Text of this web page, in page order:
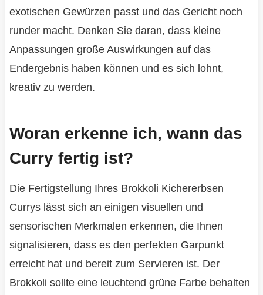
exotischen Gewürzen passt und das Gericht noch
runder macht. Denken Sie daran, dass kleine
Anpassungen große Auswirkungen auf das
Endergebnis haben können und es sich lohnt,
kreativ zu werden.
Woran erkenne ich, wann das
Curry fertig ist?
Die Fertigstellung Ihres Brokkoli Kichererbsen
Currys lässt sich an einigen visuellen und
sensorischen Merkmalen erkennen, die Ihnen
signalisieren, dass es den perfekten Garpunkt
erreicht hat und bereit zum Servieren ist. Der
Brokkoli sollte eine leuchtend grüne Farbe behalten